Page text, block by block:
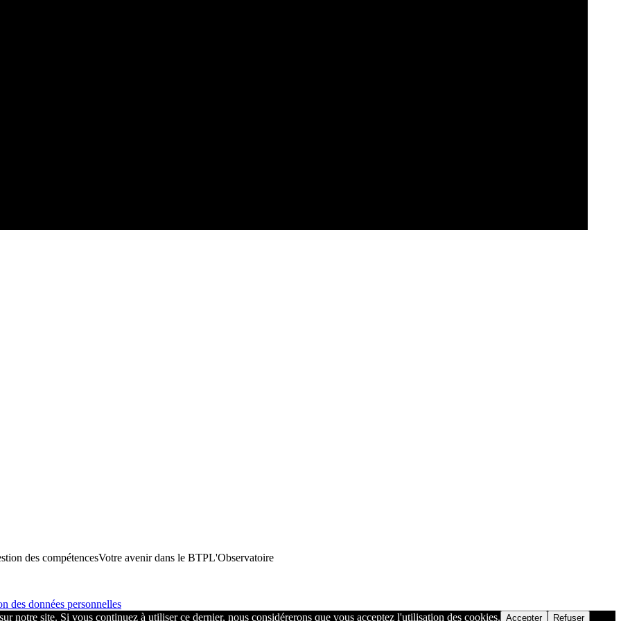
des compétencesVotre avenir dans le BTPL'Observatoire
des données personnelles
notre site. Si vous continuez à utiliser ce dernier, nous considérerons que vous acceptez l'utilisation des cookies. Accepter Refuser